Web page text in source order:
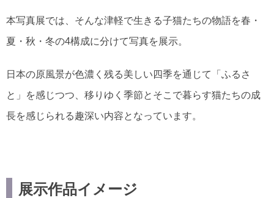
本写真展では、そんな津軽で生きる子猫たちの物語を春・
夏・秋・冬の4構成に分けて写真を展示。
日本の原風景が色濃く残る美しい四季を通じて「ふるさ
と」を感じつつ、移りゆく季節とそこで暮らす猫たちの成
長を感じられる趣深い内容となっています。
展示作品イメージ